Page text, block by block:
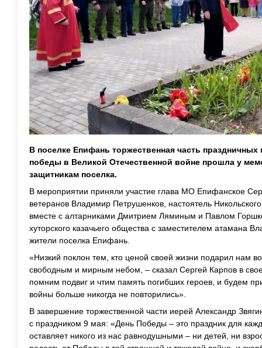
В поселке Епифань торжественная часть
победы в Великой Отечественной войне прошла у
защитникам поселка.
В мероприятии приняли участие глава МО Епифанское
ветеранов Владимир Петрушенков, настоятель
вместе с алтарниками Дмитрием Ляминым и Павлом
хуторского казачьего общества с заместителем атамана
жители поселка Епифань.
«Низкий поклон тем, кто ценой своей жизни подарил нам
свободным и мирным небом, – сказал Сергей Карпов в
помним подвиг и чтим память погибших героев, и будем
войны больше никогда не повторились».
В завершение торжественной части иерей Александр
с праздником 9 мая: «День Победы – это праздник для
оставляет никого из нас равнодушными – ни детей, ни